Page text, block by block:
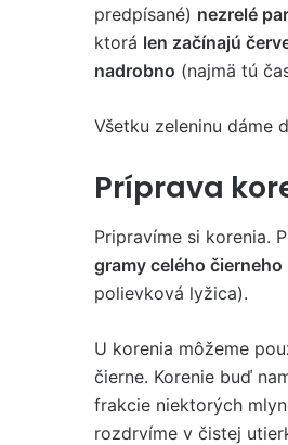
predpísané) nezrelé
ktorá len začínajú
nadrobno (najmä tú
Všetku zeleninu dáme
Príprava
Pripravíme si korenia.
gramy celého čierneho
polievková lyžica).
U korenia môžeme
čierne. Korenie buď
frakcie niektorých
rozdrvíme v čistej